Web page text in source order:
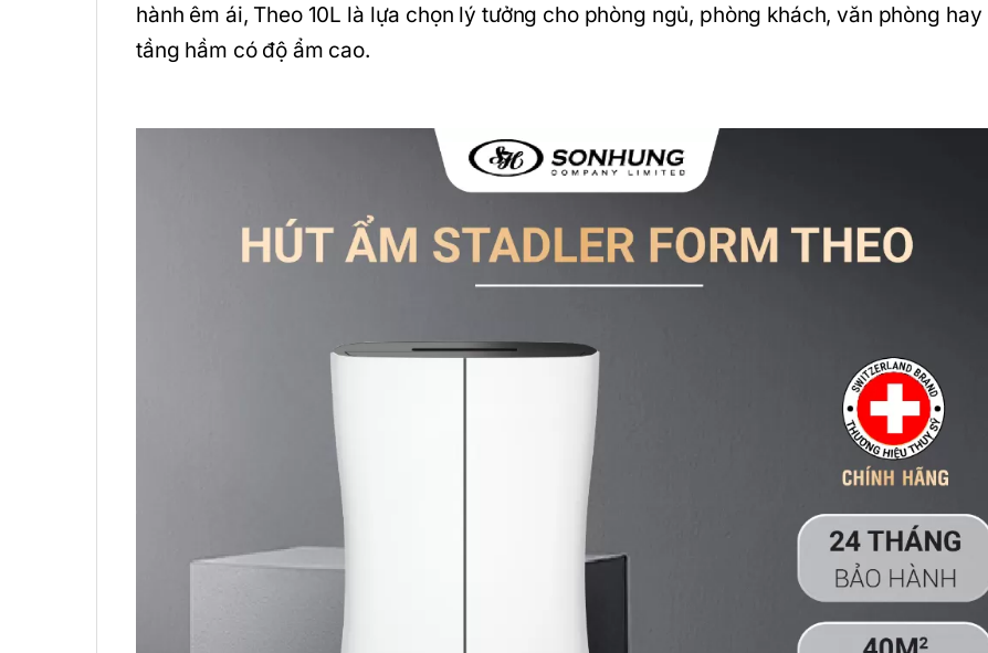
hành êm ái, Theo 10L là lựa chọn lý tưởng cho phòng ngủ, phòng khách, văn phòng hay
tầng hầm có độ ẩm cao.